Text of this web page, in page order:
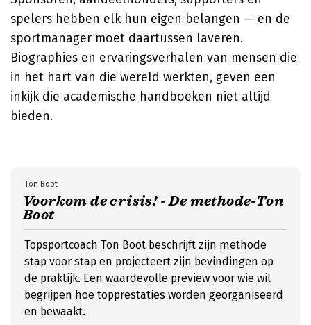
spelers hebben elk hun eigen belangen — en de
sportmanager moet daartussen laveren.
Biographies en ervaringsverhalen van mensen die
in het hart van die wereld werkten, geven een
inkijk die academische handboeken niet altijd
bieden.
Voorkom de crisis! - De methode-Ton
Boot
Ton Boot
Topsportcoach Ton Boot beschrijft zijn methode
stap voor stap en projecteert zijn bevindingen op
de praktijk. Een waardevolle preview voor wie wil
begrijpen hoe topprestaties worden georganiseerd
en bewaakt.